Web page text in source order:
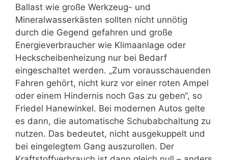
Ballast wie große Werkzeug- und
Mineralwasserkästen sollten nicht unnötig
durch die Gegend gefahren und große
Energieverbraucher wie Klimaanlage oder
Heckscheibenheizung nur bei Bedarf
eingeschaltet werden. „Zum vorausschauenden
Fahren gehört, nicht kurz vor einer roten Ampel
oder einem Hindernis noch Gas zu geben“, so
Friedel Hanewinkel. Bei modernen Autos gelte
es dann, die automatische Schubabchaltung zu
nutzen. Das bedeutet, nicht ausgekuppelt und
bei eingelegtem Gang auszurollen. Der